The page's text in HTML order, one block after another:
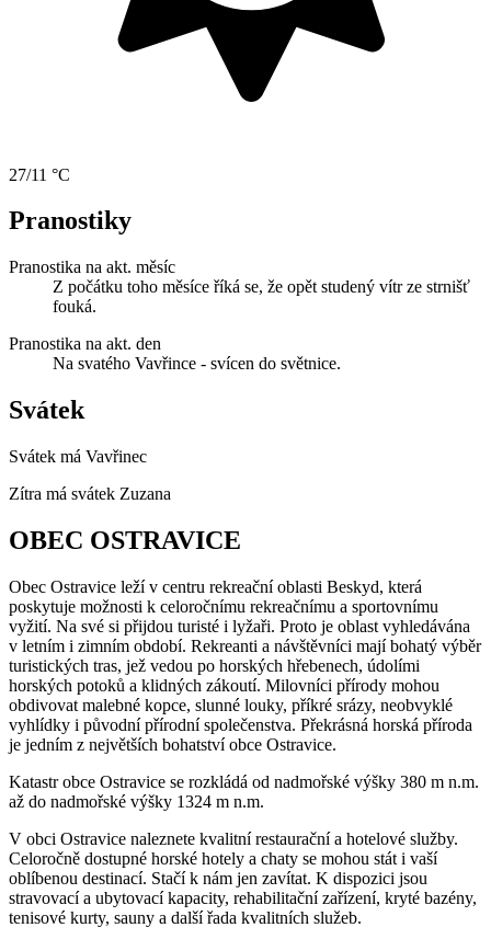
27/11 °C
Pranostiky
Pranostika na akt. měsíc
Z počátku toho měsíce říká se, že opět studený vítr ze strnišť
fouká.
Pranostika na akt. den
Na svatého Vavřince - svícen do světnice.
Svátek
Svátek má Vavřinec
Zítra má svátek Zuzana
OBEC OSTRAVICE
Obec Ostravice leží v centru rekreační oblasti Beskyd, která
poskytuje možnosti k celoročnímu rekreačnímu a sportovnímu
vyžití. Na své si přijdou turisté i lyžaři. Proto je oblast vyhledávána
v letním i zimním období. Rekreanti a návštěvníci mají bohatý výběr
turistických tras, jež vedou po horských hřebenech, údolími
horských potoků a klidných zákoutí. Milovníci přírody mohou
obdivovat malebné kopce, slunné louky, příkré srázy, neobvyklé
vyhlídky i původní přírodní společenstva. Překrásná horská příroda
je jedním z největších bohatství obce Ostravice.
Katastr obce Ostravice se rozkládá od nadmořské výšky 380 m n.m.
až do nadmořské výšky 1324 m n.m.
V obci Ostravice naleznete kvalitní restaurační a hotelové služby.
Celoročně dostupné horské hotely a chaty se mohou stát i vaší
oblíbenou destinací. Stačí k nám jen zavítat. K dispozici jsou
stravovací a ubytovací kapacity, rehabilitační zařízení, kryté bazény,
tenisové kurty, sauny a další řada kvalitních služeb.